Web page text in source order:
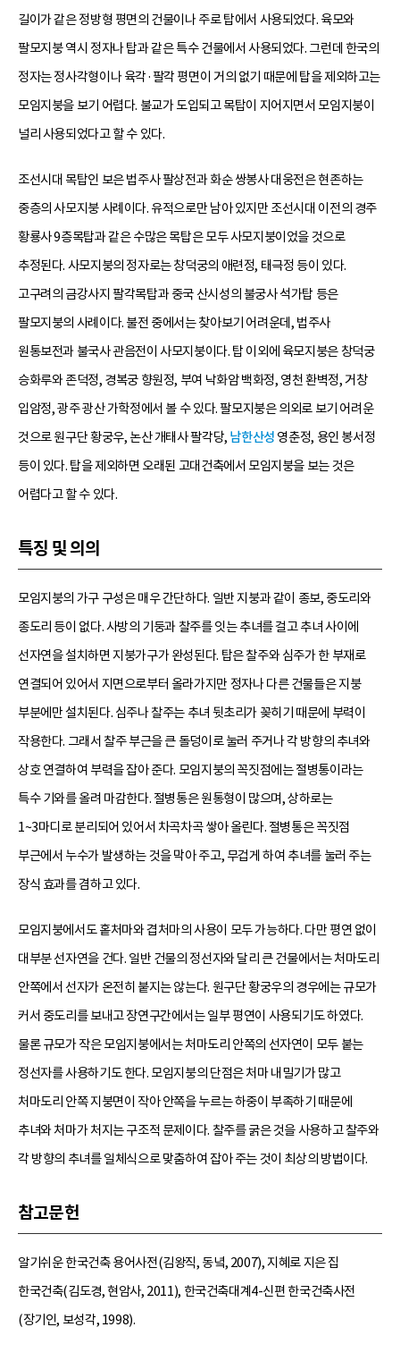
길이가 같은 정방형 평면의 건물이나 주로 탑에서 사용되었다. 육모와
팔모지붕 역시 정자나 탑과 같은 특수 건물에서 사용되었다. 그런데 한국의
정자는 정사각형이나 육각·팔각 평면이 거의 없기 때문에 탑을 제외하고는
모임지붕을 보기 어렵다. 불교가 도입되고 목탑이 지어지면서 모임지붕이
널리 사용되었다고 할 수 있다.
조선시대 목탑인 보은 법주사 팔상전과 화순 쌍봉사 대웅전은 현존하는
중층의 사모지붕 사례이다. 유적으로만 남아 있지만 조선시대 이전의 경주
황룡사 9층목탑과 같은 수많은 목탑은 모두 사모지붕이었을 것으로
추정된다. 사모지붕의 정자로는 창덕궁의 애련정, 태극정 등이 있다.
고구려의 금강사지 팔각목탑과 중국 산시성의 불궁사 석가탑 등은
팔모지붕의 사례이다. 불전 중에서는 찾아보기 어려운데, 법주사
원통보전과 불국사 관음전이 사모지붕이다. 탑 이외에 육모지붕은 창덕궁
승화루와 존덕정, 경복궁 향원정, 부여 낙화암 백화정, 영천 환벽정, 거창
입암정, 광주 광산 가학정에서 볼 수 있다. 팔모지붕은 의외로 보기 어려운
것으로 원구단 황궁우, 논산 개태사 팔각당, 남한산성 영춘정, 용인 봉서정
등이 있다. 탑을 제외하면 오래된 고대건축에서 모임지붕을 보는 것은
어렵다고 할 수 있다.
특징 및 의의
모임지붕의 가구 구성은 매우 간단하다. 일반 지붕과 같이 종보, 중도리와
종도리 등이 없다. 사방의 기둥과 찰주를 잇는 추녀를 걸고 추녀 사이에
선자연을 설치하면 지붕가구가 완성된다. 탑은 찰주와 심주가 한 부재로
연결되어 있어서 지면으로부터 올라가지만 정자나 다른 건물들은 지붕
부분에만 설치된다. 심주나 찰주는 추녀 뒷초리가 꽂히기 때문에 부력이
작용한다. 그래서 찰주 부근을 큰 돌덩이로 눌러 주거나 각 방향의 추녀와
상호 연결하여 부력을 잡아 준다. 모임지붕의 꼭짓점에는 절병통이라는
특수 기와를 올려 마감한다. 절병통은 원통형이 많으며, 상하로는
1~3마디로 분리되어 있어서 차곡차곡 쌓아 올린다. 절병통은 꼭짓점
부근에서 누수가 발생하는 것을 막아 주고, 무겁게 하여 추녀를 눌러 주는
장식 효과를 겸하고 있다.
모임지붕에서도 홑처마와 겹처마의 사용이 모두 가능하다. 다만 평연 없이
대부분 선자연을 건다. 일반 건물의 정선자와 달리 큰 건물에서는 처마도리
안쪽에서 선자가 온전히 붙지는 않는다. 원구단 황궁우의 경우에는 규모가
커서 중도리를 보내고 장연구간에서는 일부 평연이 사용되기도 하였다.
물론 규모가 작은 모임지붕에서는 처마도리 안쪽의 선자연이 모두 붙는
정선자를 사용하기도 한다. 모임지붕의 단점은 처마 내밀기가 많고
처마도리 안쪽 지붕면이 작아 안쪽을 누르는 하중이 부족하기 때문에
추녀와 처마가 처지는 구조적 문제이다. 찰주를 굵은 것을 사용하고 찰주와
각 방향의 추녀를 일체식으로 맞춤하여 잡아 주는 것이 최상의 방법이다.
참고문헌
알기쉬운 한국건축 용어사전(김왕직, 동녘, 2007), 지혜로 지은 집
한국건축(김도경, 현암사, 2011), 한국건축대계4-신편 한국건축사전
(장기인, 보성각, 1998).